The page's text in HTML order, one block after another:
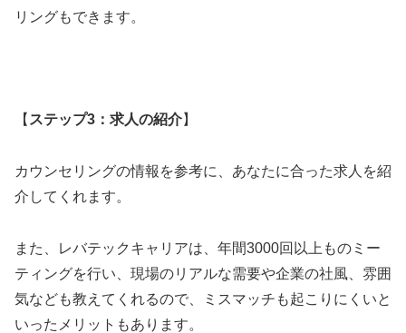
リングもできます。
【 ステップ3：求人の紹介】
カウンセリングの情報を参考に、あなたに合った求人を紹
介してくれます。
また、レバテックキャリアは、年間3000回以上ものミー
ティングを行い、現場のリアルな需要や企業の社風、雰囲
気なども教えてくれるので、ミスマッチも起こりにくいと
いったメリットもあります。